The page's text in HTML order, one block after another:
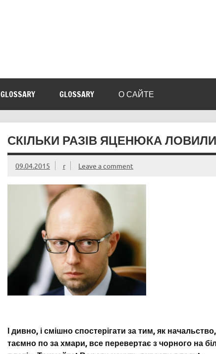
GLOSSARY GLOSSARY О САЙТЕ
СКІЛЬКИ РАЗІВ ЯЦЕНЮКА
09.04.2015 r Leave a comment
І дивно, і смішно спостерігати за тим, як
таємно по за хмари, все перевертає з чорного на